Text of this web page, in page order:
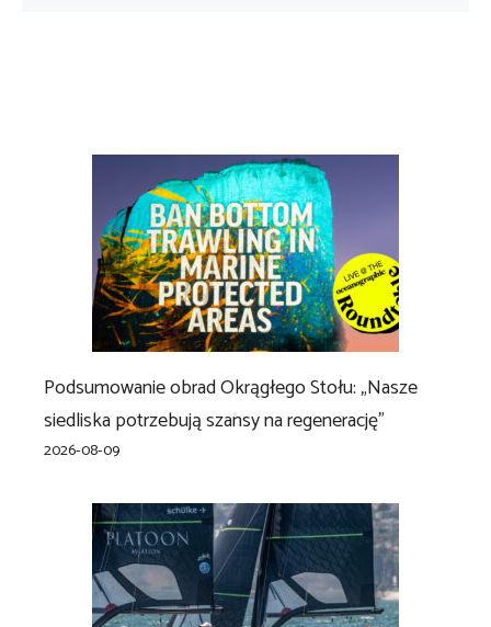
Podsumowanie obrad Okrągłego Stołu: „Nasze
siedliska potrzebują szansy na regenerację”
2026-08-09